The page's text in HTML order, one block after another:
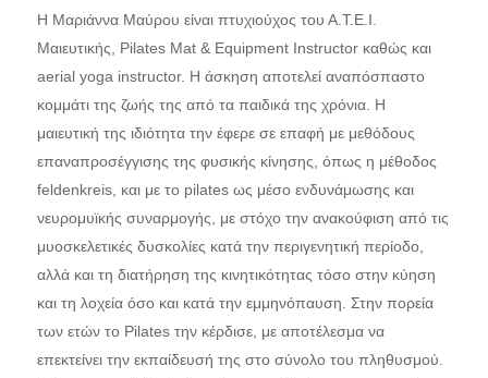
Η Μαριάννα Μαύρου είναι πτυχιούχος του Α.Τ.Ε.Ι.
Μαιευτικής, Pilates Mat & Equipment Instructor καθώς και
aerial yoga instructor. Η άσκηση αποτελεί αναπόσπαστο
κομμάτι της ζωής της από τα παιδικά της χρόνια. Η
μαιευτική της ιδιότητα την έφερε σε επαφή με μεθόδους
επαναπροσέγγισης της φυσικής κίνησης, όπως η μέθοδος
feldenkreis, και με το pilates ως μέσο ενδυνάμωσης και
νευρομυϊκής συναρμογής, με στόχο την ανακούφιση από τις
μυοσκελετικές δυσκολίες κατά την περιγενητική περίοδο,
αλλά και τη διατήρηση της κινητικότητας τόσο στην κύηση
και τη λοχεία όσο και κατά την εμμηνόπαυση. Στην πορεία
των ετών το Pilates την κέρδισε, με αποτέλεσμα να
επεκτείνει την εκπαίδευσή της στο σύνολο του πληθυσμού.